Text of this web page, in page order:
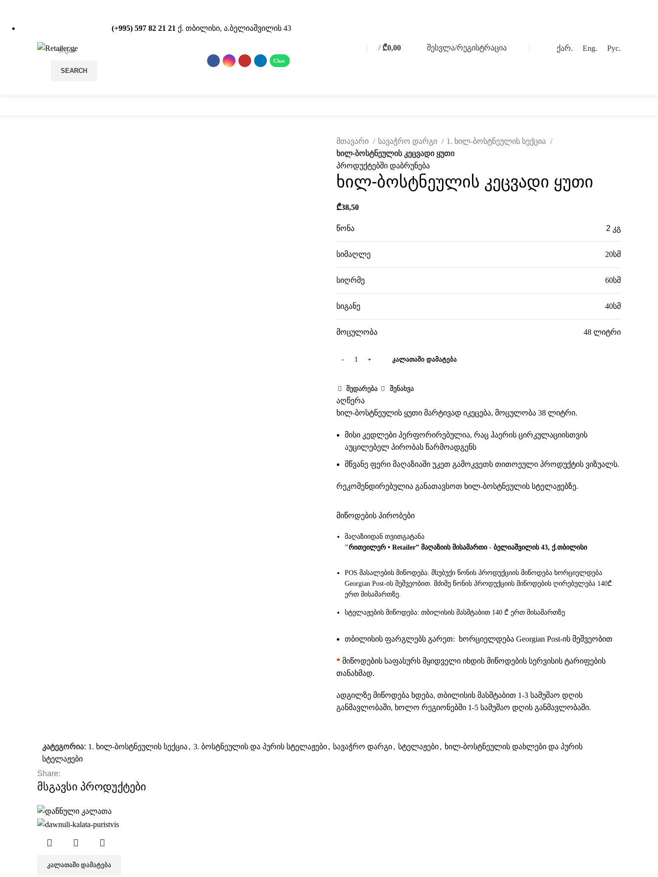
(+995) 597 82 21 21 ქ. თბილისი, ა.ბელიაშვილის 43
SEARCH
/ ₾0,00 შესვლა/რეგისტრაცია ქარ. Eng. Рус.
მთავარი სავაჭრო დარგი
1. ხილ-ბოსტნეულის სექცია
ხილ-ბოსტნეულის კეცვადი ყუთი
პროდუქტებში დაბრუნება
ხილ-ბოსტნეულის კეცვადი ყუთი
₾38,50
წონა 2 კგ
სიმაღლე 20სმ
სიღრმე 60სმ
სიგანე 40სმ
მოცულობა 48 ლიტრი
ᲙᲐᲚᲐᲗᲐᲨᲘ ᲓᲐᲛᲐᲢᲔᲑᲐ
შედარება შენახვა
აღწერა
ხილ-ბოსტნეულის ყუთი მარტივად იკეცება, მოცულობა 38 ლიტრი.
მისი კედლები პერფორირებულია, რაც ჰაერის ცირკულაციისთვის
აუცილებელ პირობას წარმოადგენს
მწვანე ფერი მაღაზიაში უკეთ გამოკვეთს თითოეული პროდუქტის ვიზუალს.
რეკომენდირებულია განათავსოთ ხილ-ბოსტნეულის სტელაჟებზე.
მიწოდების პირობები
მაღაზიიდან თვითგატანა
"რითეილერ • Retailer” მაღაზიის მისამართი - ბელიაშვილის 43, ქ.თბილისი
POS მასალების მიწოდება: მსუბუქი წონის პროდუქციის მიწოდება ხორციელდება
Georgian Post-ის მეშვეობით. მძიმე წონის პროდუქციის მიწოდების ღირებულება 140₾
ერთ მისამართზე.
სტელაჟების მიწოდება: თბილისის მასშტაბით 140 ₾ ერთ მისამართზე
თბილისის ფარგლებს გარეთ: ხორციელდება Georgian Post-ის მეშვეობით
* მიწოდების საფასურს მყიდველი იხდის მიწოდების სერვისის ტარიფების
თანახმად.
ადგილზე მიწოდება ხდება, თბილისის მასშტაბით 1-3 სამუშაო დღის
განმავლობაში, ხოლო რეგიონებში 1-5 სამუშაო დღის განმავლობაში.
კატეგორია: 1. ხილ-ბოსტნეულის სექცია, 3. ბოსტნეულის და პურის სტელაჟები, სავაჭრო დარგი, სტელაჟები, ხილ-ბოსტნეულის დახლები და პურის
სტელაჟები
Share:
მსგავსი პროდუქტები
ᲙᲐᲚᲐᲗᲐᲨᲘ ᲓᲐᲛᲐᲢᲔᲑᲐ